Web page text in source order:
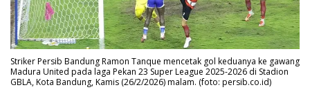
Striker Persib Bandung Ramon Tanque mencetak gol keduanya ke gawang
Madura United pada laga Pekan 23 Super League 2025-2026 di Stadion
GBLA, Kota Bandung, Kamis (26/2/2026) malam. (foto: persib.co.id)